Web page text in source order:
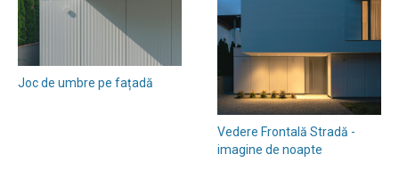
Joc de umbre pe fațadă
Vedere Frontală Stradă -
imagine de noapte